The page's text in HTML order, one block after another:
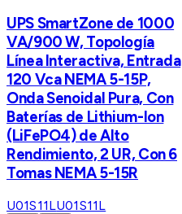
UPS SmartZone de 1000
VA/900 W, Topología
Línea Interactiva, Entrada
120 Vca NEMA 5-15P,
Onda Senoidal Pura, Con
Baterías de Lithium-Ion
(LiFePO4) de Alto
Rendimiento, 2 UR, Con 6
Tomas NEMA 5-15R
U01S11LU01S11L